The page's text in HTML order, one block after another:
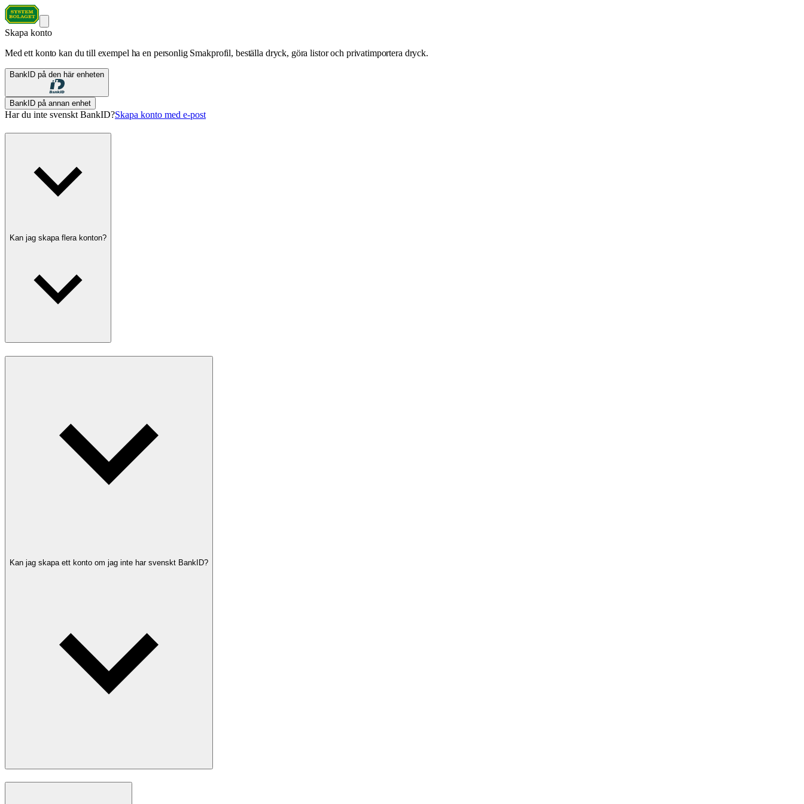
Skapa konto
Med ett konto kan du till exempel ha en personlig Smakprofil, beställa dryck, göra listor och privatimportera dryck.
BankID på den här enheten
BankID på annan enhet
Har du inte svenskt BankID?Skapa konto med e-post
Kan jag skapa flera konton?
Kan jag skapa ett konto om jag inte har svenskt BankID?